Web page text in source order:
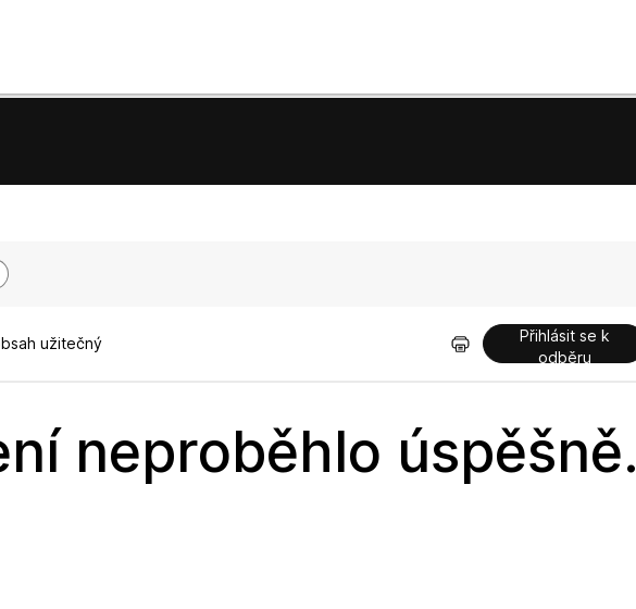
užitečný
Přihlásit se k
odběru
neproběhlo úspěšně.